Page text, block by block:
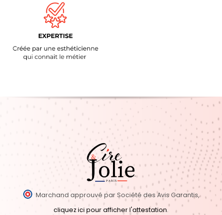
Marchand approuvé par Société des Avis Garantis,
cliquez ici pour afficher l'attestation.